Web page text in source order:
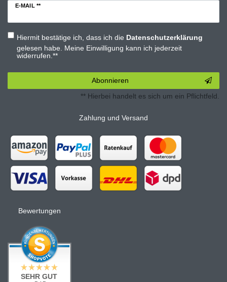
E-MAIL **
Hiermit bestätige ich, dass ich die Daten­schutz­erklärung
gelesen habe. Meine Einwilligung kann ich jederzeit
widerrufen.**
Abonnieren
** Hierbei handelt es sich um ein Pflichtfeld.
Zahlung und Versand
Bewertungen
SEHR GUT